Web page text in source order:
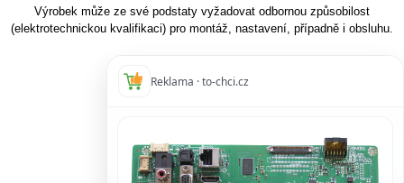
Výrobek může ze své podstaty vyžadovat odbornou způsobilost
(elektrotechnickou kvalifikaci) pro montáž, nastavení, případně i obsluhu.
Reklama · to-chci.cz